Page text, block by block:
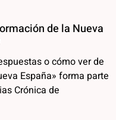
de la Nueva
o cómo ver de
España» forma parte
Crónica de